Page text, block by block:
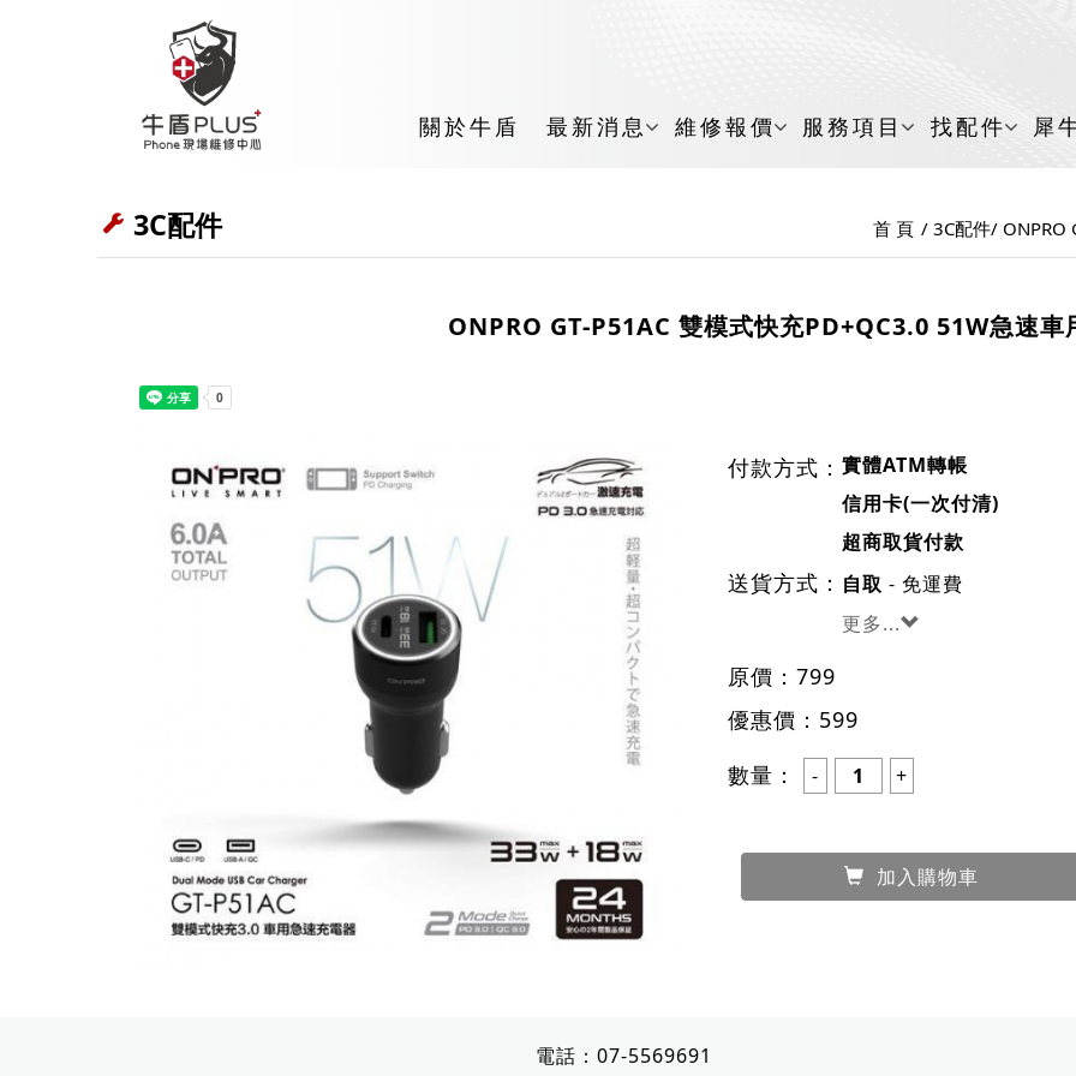
關於牛盾 最新消息 維修報價 服務項目 找配件 犀
3C配件 首 頁 3C配件 ONPRO
ONPRO GT-P51AC 雙模式快充PD+QC3.0 51W急速車
付款方式： 實體ATM轉帳
信用卡(一次付清)
超商取貨付款
送貨方式： 自取 - 免運費
更多...
原價： 799
優惠價： 599
數量：
加入購物車
電話：07-5569691